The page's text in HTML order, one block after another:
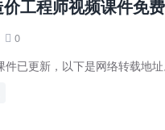
工程师视频课件免
 0
已更新，以下是网络转载地